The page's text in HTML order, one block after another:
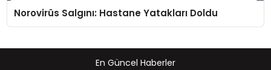
Norovirüs Salgını: Hastane Yatakları Doldu
En Güncel Haberler